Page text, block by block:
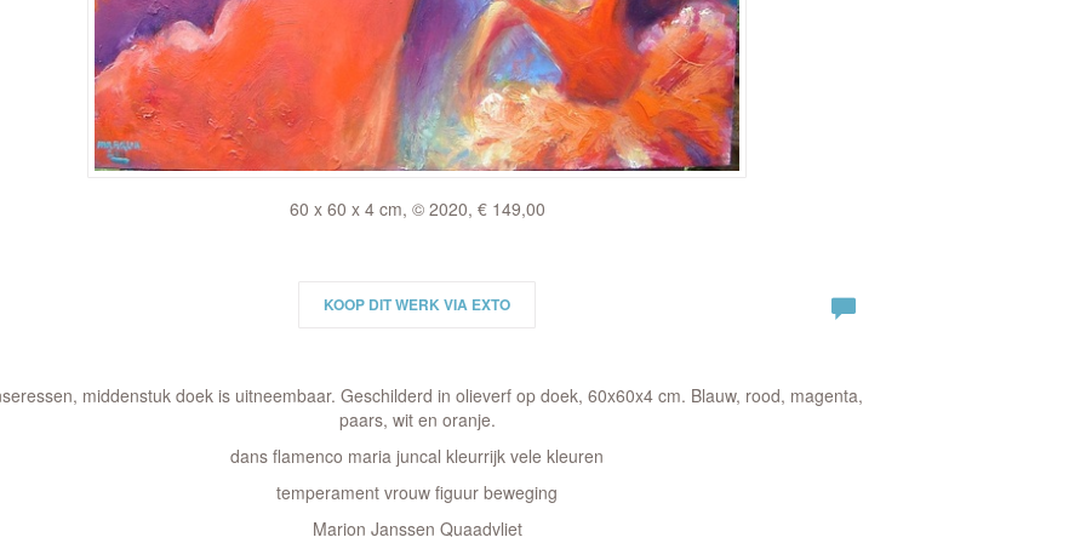
60 x 60 x 4 cm, © 2020, € 149,00
KOOP DIT WERK VIA EXTO
middenstuk doek is uitneembaar. Geschilderd in olieverf op doek, 60x60x4 cm. Blauw, rood, magenta,
paars, wit en oranje.
dans flamenco maria juncal kleurrijk vele kleuren
temperament vrouw figuur beweging
Marion Janssen Quaadvliet